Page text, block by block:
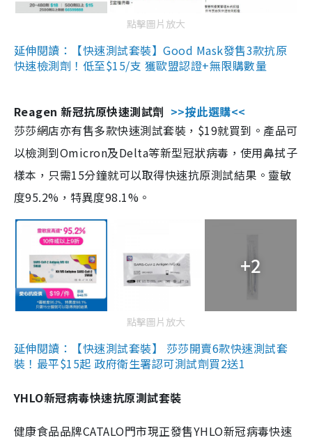
點擊圖片放大
延伸閱讀：【快速測試套裝】Good Mask發售3款抗原
快速檢測劑！低至$15/支 獲歐盟認證+無限購數量
Reagen 新冠抗原快速測試劑 >>按此選購<<
莎莎網店亦有售多款快速測試套裝，$19就買到。產品可
以檢測到Omicron及Delta等新型冠狀病毒，使用鼻拭子
樣本，只需15分鐘就可以取得快速抗原測試結果。靈敏
度95.2%，特異度98.1%。
+2
點擊圖片放大
延伸閱讀：【快速測試套裝】 莎莎開賣6款快速測試套
裝！最平$15起 政府衛生署認可測試劑買2送1
YHLO新冠病毒快速抗原測試套裝
健康食品品牌CATALO門市現正發售YHLO新冠病毒快速